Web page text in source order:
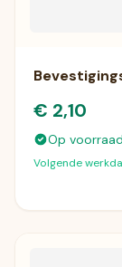
€ 2,10
Op voorraad
Volgende